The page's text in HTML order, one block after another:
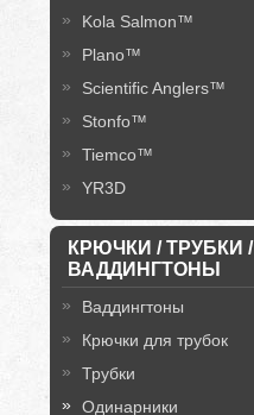
Kola Salmon™
Plano™
Scientific Anglers™
Stonfo™
Tiemco™
YR3D
КРЮЧКИ / ТРУБКИ /
ВАДДИНГТОНЫ
Ваддингтоны
Крючки для трубок
Трубки
Одинарники